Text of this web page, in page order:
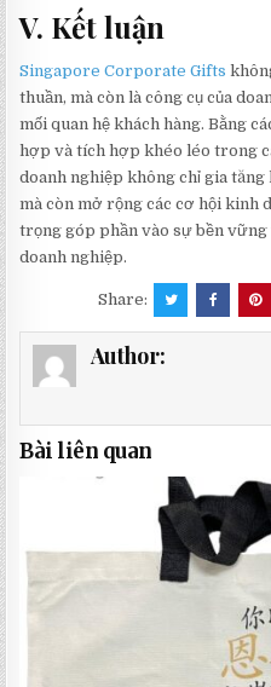
V. Kết luận
Singapore Corporate Gifts
thuần, mà còn là công cụ của
mối quan hệ khách hàng. Bằng
hợp và tích hợp khéo léo trong
doanh nghiệp không chỉ gia
mà còn mở rộng các cơ hội kinh
trọng góp phần vào sự bền
doanh nghiệp.
Share:
Author:
Bài liên quan